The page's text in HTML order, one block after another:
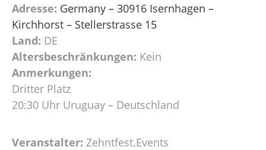
Adresse: Germany – 30916 Isernhagen –
Kirchhorst – Stellerstrasse 15
Land: DE
Altersbeschränkungen: Kein
Anmerkungen:
Dritter Platz
20:30 Uhr Uruguay – Deutschland
Veranstalter: Zehntfest.Events